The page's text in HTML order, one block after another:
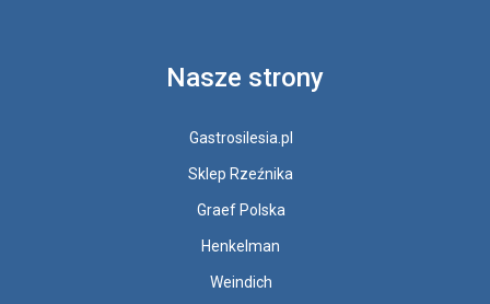
Nasze strony
Gastrosilesia.pl
Sklep Rzeźnika
Graef Polska
Henkelman
Weindich